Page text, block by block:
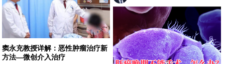
窦永充教授详解：恶性肿瘤治疗新
方法—微创介入治疗